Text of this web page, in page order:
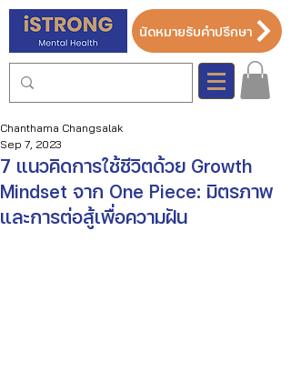
นัดหมายรับคำปรึกษา
7 แนวคิดการใช้ชีวิตด้วย Growth
Mindset จาก One Piece: มิตรภาพ
และการต่อสู้เพื่อความฝัน
Chanthama Changsalak
Sep 7, 2023